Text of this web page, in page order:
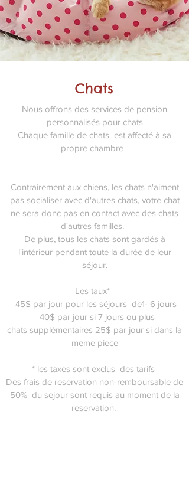
Chats
Nous offrons des services de pension
personnalisés pour chats
Chaque famille de chats est affecté à sa
propre chambre
Contrairement aux chiens, les chats n'aiment
pas socialiser avec d'autres chats, votre chat
ne sera donc pas en contact avec des chats
d'autres familles.
De plus, tous les chats sont gardés à
l'intérieur pendant toute la durée de leur
séjour.
Les taux*
45$ par jour pour les séjours de1- 6 jours
40$ par jour si 7 jours ou plus
chats supplémentaires 25$ par jour si dans la
meme piece
* les taxes sont exclus des tarifs
Des frais de reservation non-remboursable de
50% du sejour sont requis au moment de la
reservation.